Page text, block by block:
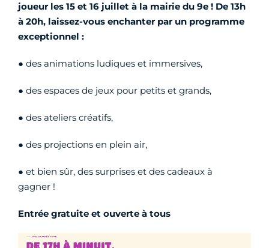
joueur les 15 et 16 juillet à la mairie du 9e ! De 13h
à 20h, laissez-vous enchanter par un programme
exceptionnel :
● des animations ludiques et immersives,
● des espaces de jeux pour petits et grands,
● des ateliers créatifs,
● des projections en plein air,
● et bien sûr, des surprises et des cadeaux à
gagner !
Entrée gratuite et ouverte à tous